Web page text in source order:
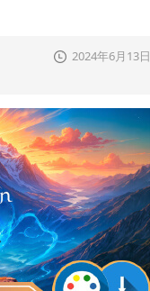
2024年6月13日